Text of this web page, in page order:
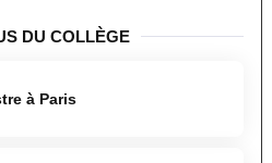
DU COLLÈGE
à Paris